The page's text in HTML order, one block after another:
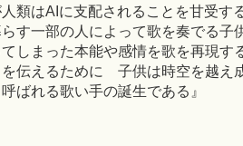
類はAI に支配されることを甘受す
す一部の人によって歌を奏でる
しまった本能や感情を歌を再現
伝えるために 子供は時空を越え
呼ばれる歌い手の誕生である 』